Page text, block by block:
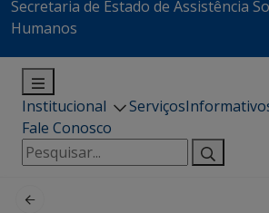
Secretaria de Estado de Assistência
Humanos
Institucional Serviços
Fale Conosco
Pesquisar
por: